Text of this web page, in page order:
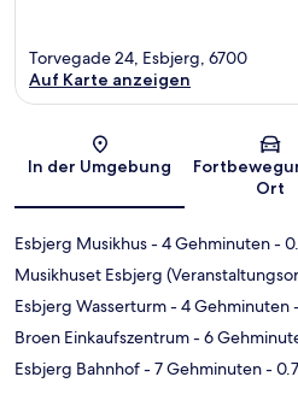
Karte
Torvegade 24, Esbjerg, 6700
Auf Karte anzeigen
In der Umgebung
Ort
Esbjerg Musikhus- 4 Gehminuten-
Musikhuset Esbjerg
Esbjerg Wasserturm- 4 Gehminuten
Broen Einkaufszentrum- 6
Esbjerg Bahnhof- 7 Gehminuten-